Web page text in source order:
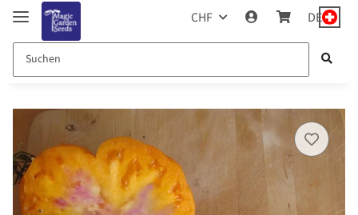
CHF DE